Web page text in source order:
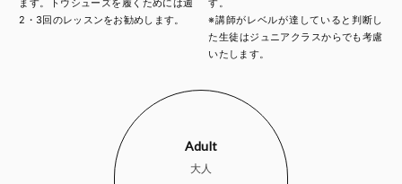
ます。トウシューズを履くためには週
2・3回のレッスンをお勧めします。
す。
※講師がレベルが達していると判断し
た生徒はジュニアクラスからでも考慮
いたします。
Adult
大人